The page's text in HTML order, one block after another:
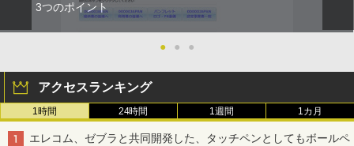
3つのポイント
● ● ●
アクセスランキング
1時間 24時間 1週間 1カ月
エレコム、ゼブラと共同開発した、タッチペンとしてもボールペ